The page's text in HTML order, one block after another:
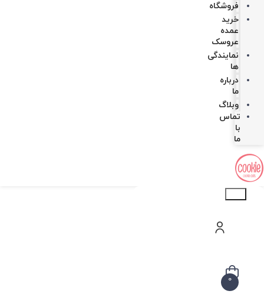
فروشگاه
خرید
عمده
عروسک
نمایندگی
ها
درباره
ما
وبلاگ
تماس
با
ما
Products
search
0